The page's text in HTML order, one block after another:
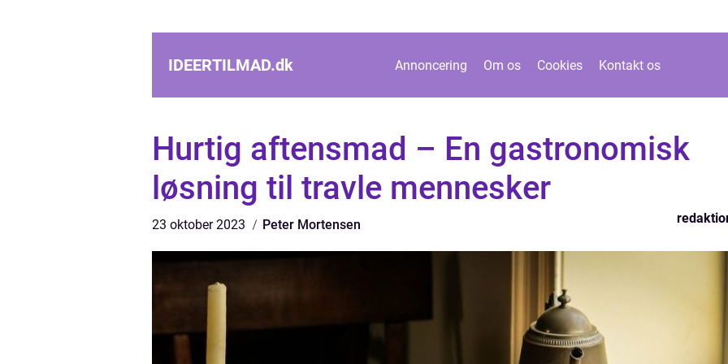
IDEERTILMAD.dk Annoncering Om os Cookies Kontakt os
Hurtig aftensmad – En gastronomisk
løsning til travle mennesker
23 oktober 2023 Peter Mortensen